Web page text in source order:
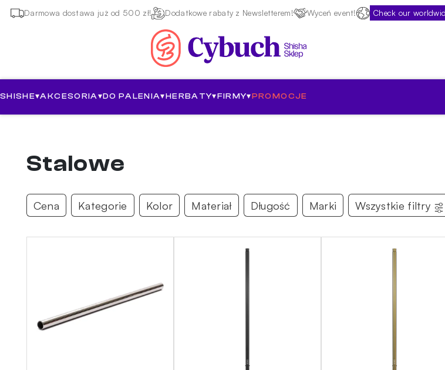
Darmowa dostawa już od 500 zł! Dodatkowe rabaty z Newsletterem! Wyceń event! Check our
SHISHE▾AKCESORIA▾DO PALENIA▾HERBATY▾FIRMY▾PROMOCJE
Stalowe
Cena Kategorie Kolor Materiał Długość Marki Wszystkie filtry